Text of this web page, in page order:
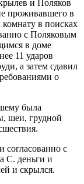
и Поляков
проживавшего в
в поисках
с Поляковым
в доме
11 ударов
а затем сдавил
о
была
шеи, грудной
согласованно с
С. деньги и
и скрылся.